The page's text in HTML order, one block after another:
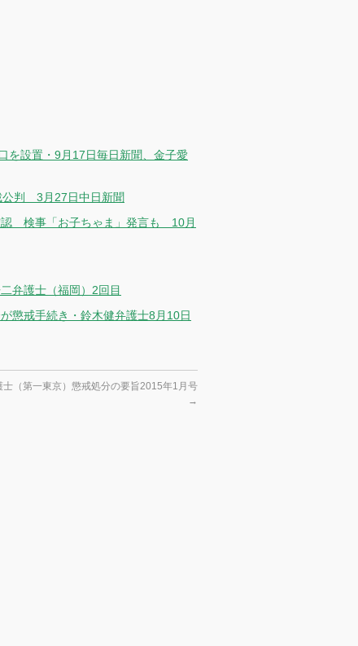
設置・9月17日毎日新聞、金子愛
公判 3月27日中日新聞
認 検事「お子ちゃま」発言も 10月
弁護士（福岡）2回目
懲戒手続き・鈴木健弁護士8月10日
士（第一東京）懲戒処分の要旨2015年1月号
→